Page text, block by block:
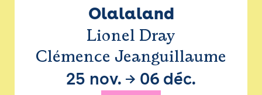
Olalaland
Lionel Dray
Clémence Jeanguillaume
25 nov. → 06 déc.